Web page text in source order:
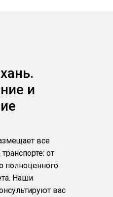
и
все
от
полноценного
Наши
вас